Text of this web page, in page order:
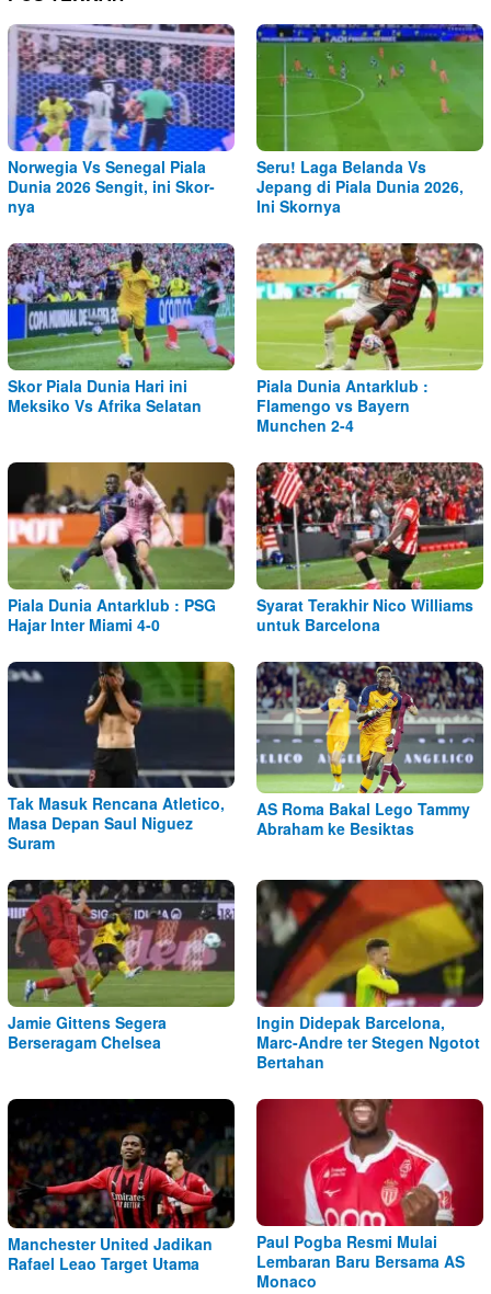
Norwegia Vs Senegal Piala
Dunia 2026 Sengit, ini Skor-
nya
Seru! Laga Belanda Vs
Jepang di Piala Dunia 2026,
Ini Skornya
Skor Piala Dunia Hari ini
Meksiko Vs Afrika Selatan
Piala Dunia Antarklub :
Flamengo vs Bayern
Munchen 2-4
Piala Dunia Antarklub : PSG
Hajar Inter Miami 4-0
Syarat Terakhir Nico Williams
untuk Barcelona
Tak Masuk Rencana Atletico,
Masa Depan Saul Niguez
Suram
AS Roma Bakal Lego Tammy
Abraham ke Besiktas
Jamie Gittens Segera
Berseragam Chelsea
Ingin Didepak Barcelona,
Marc-Andre ter Stegen Ngotot
Bertahan
Manchester United Jadikan
Rafael Leao Target Utama
Paul Pogba Resmi Mulai
Lembaran Baru Bersama AS
Monaco